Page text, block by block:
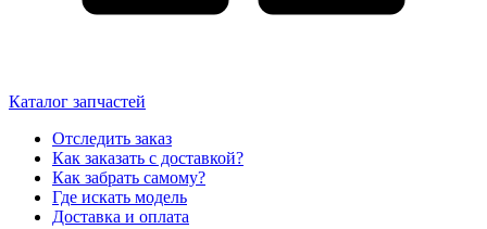
Каталог запчастей
Отследить заказ
Как заказать с доставкой?
Как забрать самому?
Где искать модель
Доставка и оплата